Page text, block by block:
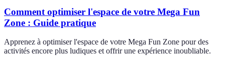
Comment optimiser l'espace de votre Mega Fun
Zone : Guide pratique
Apprenez à optimiser l'espace de votre Mega Fun Zone pour des
activités encore plus ludiques et offrir une expérience inoubliable.